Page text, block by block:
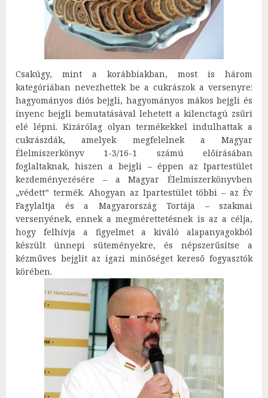
Csakúgy, mint a korábbiakban, most is három
kategóriában nevezhettek be a cukrászok a versenyre:
hagyományos diós bejgli, hagyományos mákos bejgli és
ínyenc bejgli bemutatásával lehetett a kilenctagú zsűri
elé lépni. Kizárólag olyan termékekkel indulhattak a
cukrászdák, amelyek megfelelnek a Magyar
Élelmiszerkönyv 1-3/16-1 számú előírásában
foglaltaknak, hiszen a bejgli – éppen az Ipartestület
kezdeményezésére – a Magyar Élelmiszerkönyvben
„védett” termék. Ahogyan az Ipartestület többi – az Év
Fagylaltja és a Magyarország Tortája – szakmai
versenyének, ennek a megmérettetésnek is az a célja,
hogy felhívja a figyelmet a kiváló alapanyagokból
készült ünnepi süteményekre, és népszerűsítse a
kézműves bejglit az igazi minőséget kereső fogyasztók
körében.